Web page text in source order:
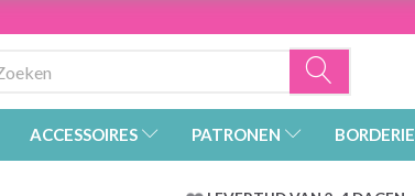
ACCESSOIRES PATRONEN BORDERIE